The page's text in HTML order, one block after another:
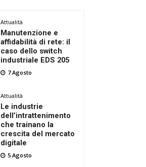
Attualità
Manutenzione e
affidabilità di rete: il
caso dello switch
industriale EDS 205
7 Agosto
Attualità
Le industrie
dell’intrattenimento
che trainano la
crescita del mercato
digitale
5 Agosto